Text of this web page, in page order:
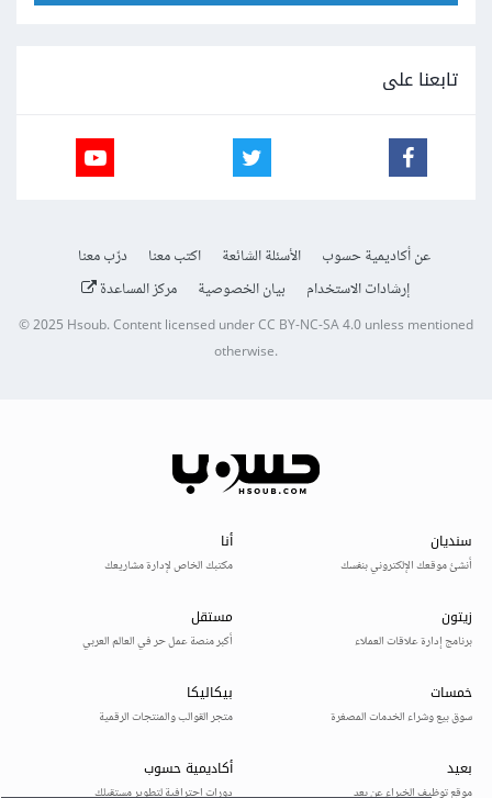
تابعنا على
عن أكاديمية حسوب الأسئلة الشائعة اكتب معنا
درّب معنا
إرشادات الاستخدام
بيان الخصوصية مركز المساعدة
© 2025Hsoub.Content licensed underCC BY-NC-SA 4.0unless mentioned
otherwise.